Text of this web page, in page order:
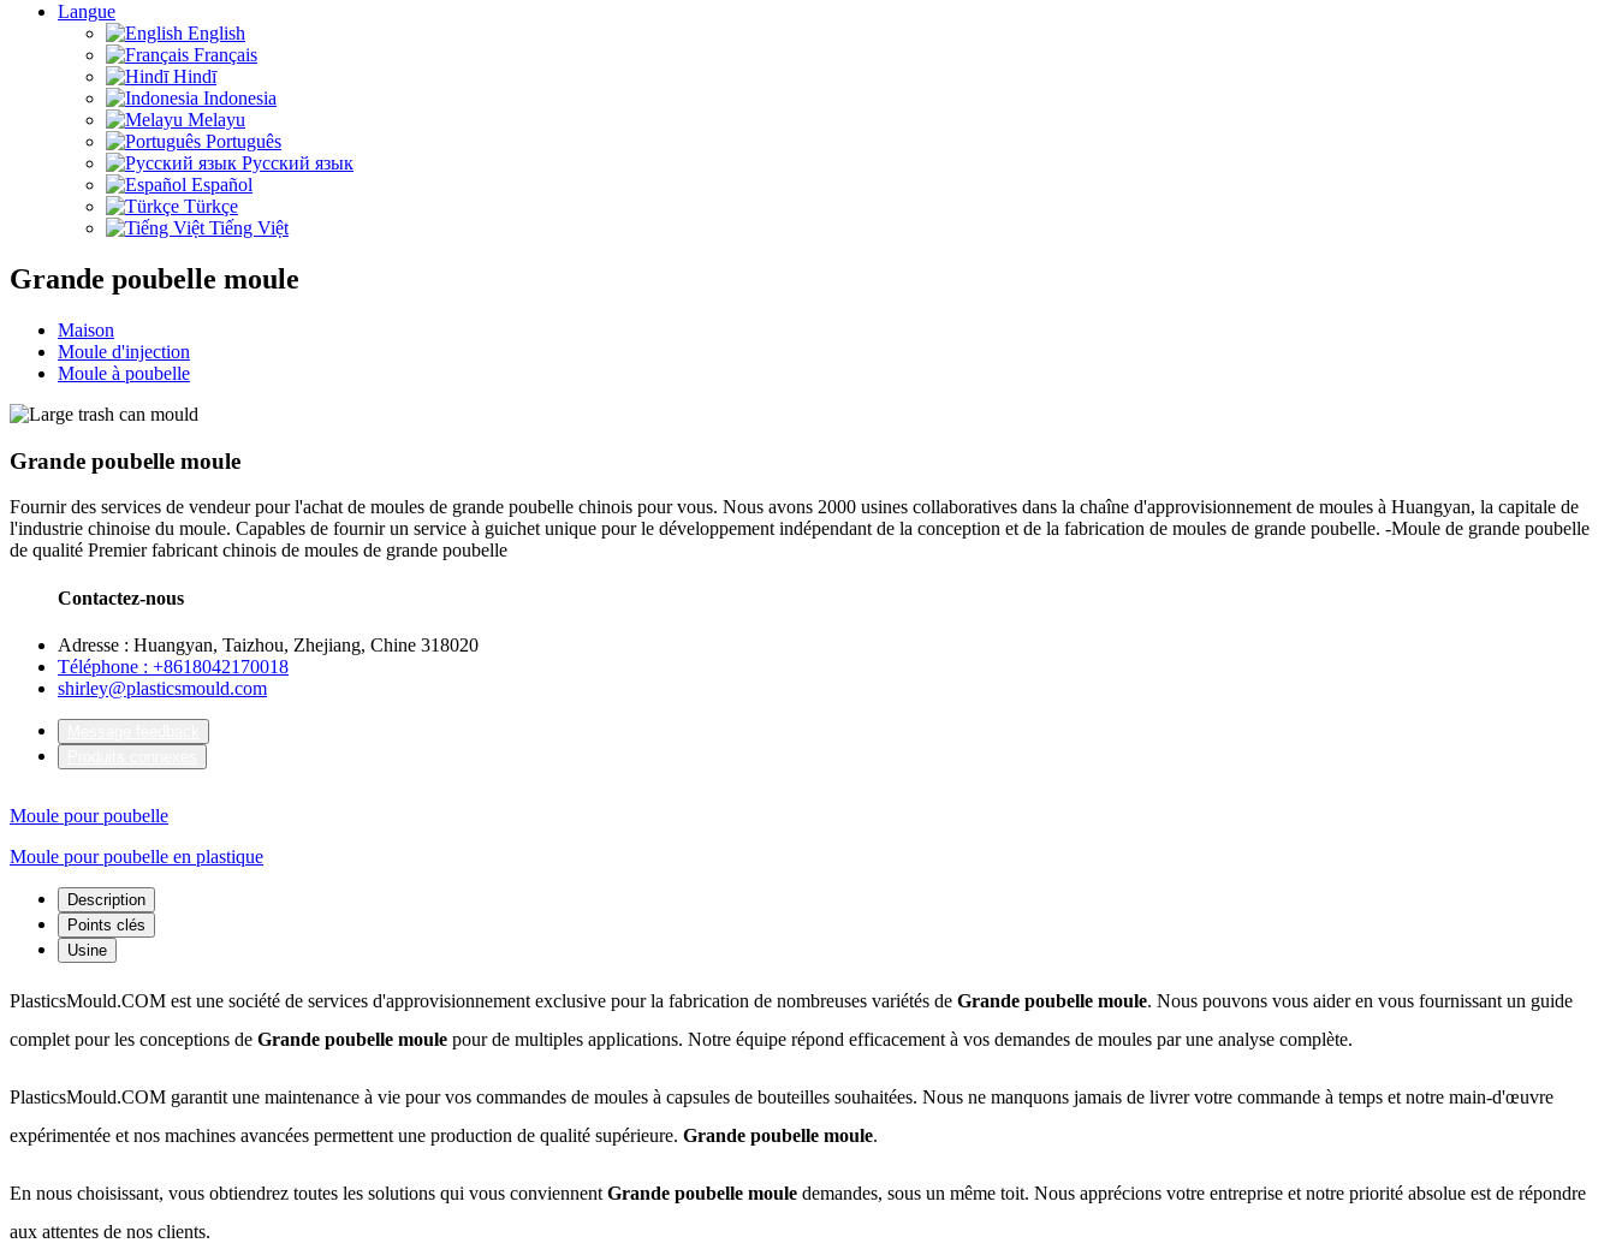
Langue
English
Français
Hindī
Indonesia
Melayu
Português
Русский язык
Español
Türkçe
Tiếng Việt
Grande poubelle moule
Maison
Moule d'injection
Moule à poubelle
Grande poubelle moule
Fournir des services de vendeur pour l'achat de moules de grande poubelle chinois pour vous. Nous avons 2000 usines collaboratives dans la chaîne d'approvisionnement de moules à Huangyan, la capitale de
l'industrie chinoise du moule. Capables de fournir un service à guichet unique pour le développement indépendant de la conception et de la fabrication de moules de grande poubelle. -Moule de grande poubelle
de qualité Premier fabricant chinois de moules de grande poubelle
Contactez-nous
Adresse : Huangyan, Taizhou, Zhejiang, Chine 318020
Téléphone : +8618042170018
shirley@plasticsmould.com
Moule pour poubelle
Moule pour poubelle en plastique
Description
Points clés
Usine
PlasticsMould.COM est une société de services d'approvisionnement exclusive pour la fabrication de nombreuses variétés de Grande poubelle moule. Nous pouvons vous aider en vous fournissant un guide
complet pour les conceptions de Grande poubelle moule pour de multiples applications. Notre équipe répond efficacement à vos demandes de moules par une analyse complète.
PlasticsMould.COM garantit une maintenance à vie pour vos commandes de moules à capsules de bouteilles souhaitées. Nous ne manquons jamais de livrer votre commande à temps et notre main-d'œuvre
expérimentée et nos machines avancées permettent une production de qualité supérieure. Grande poubelle moule.
En nous choisissant, vous obtiendrez toutes les solutions qui vous conviennent Grande poubelle moule demandes, sous un même toit. Nous apprécions votre entreprise et notre priorité absolue est de répondre
aux attentes de nos clients.